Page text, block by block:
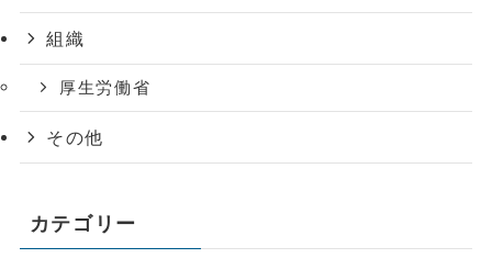
組織
厚生労働省
その他
カテゴリー